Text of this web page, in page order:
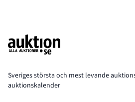
Sveriges största och mest levande
auktionskalender